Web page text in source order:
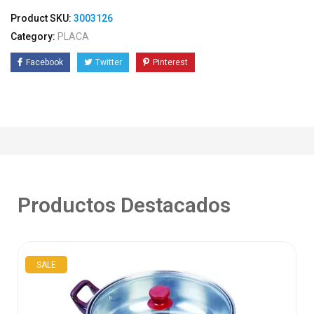
Product SKU: 3003126
Category: PLACA
Facebook Twitter Pinterest
Productos Destacados
SALE